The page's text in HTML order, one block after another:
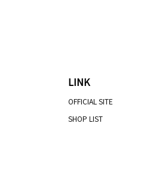
LINK
OFFICIAL SITE
SHOP LIST